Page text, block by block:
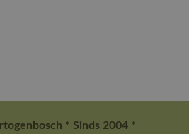
* Sinds 2004 *